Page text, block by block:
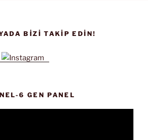
BIZI TAKIP EDIN!
6 GEN PANEL